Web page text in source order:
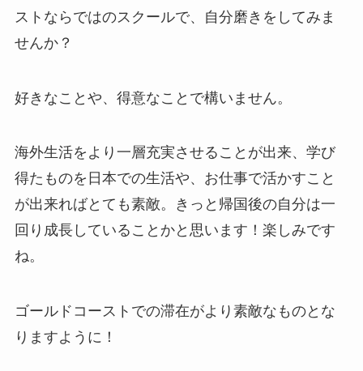
ストならではのスクールで、自分磨きをしてみま
せんか？
好きなことや、得意なことで構いません。
海外生活をより一層充実させることが出来、学び
得たものを日本での生活や、お仕事で活かすこと
が出来ればとても素敵。きっと帰国後の自分は一
回り成長していることかと思います！楽しみです
ね。
ゴールドコーストでの滞在がより素敵なものとな
りますように！